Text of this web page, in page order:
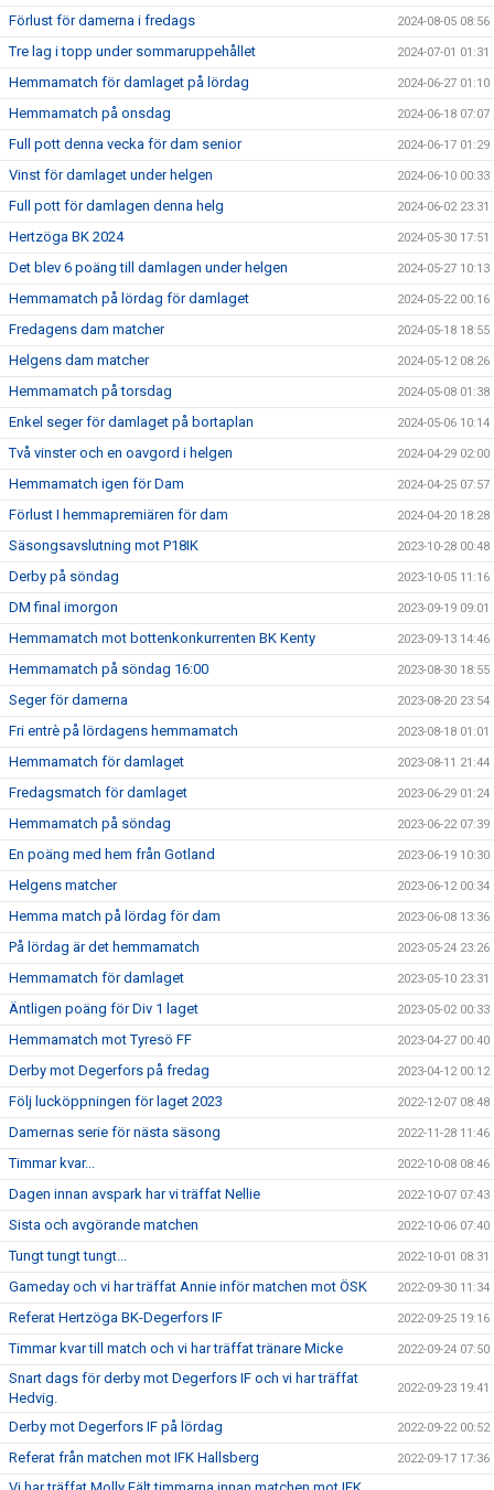
Förlust för damerna i fredags 2024-08-05 08:56
Tre lag i topp under sommaruppehållet 2024-07-01 01:31
Hemmamatch för damlaget på lördag 2024-06-27 01:10
Hemmamatch på onsdag 2024-06-18 07:07
Full pott denna vecka för dam senior 2024-06-17 01:29
Vinst för damlaget under helgen 2024-06-10 00:33
Full pott för damlagen denna helg 2024-06-02 23:31
Hertzöga BK 2024 2024-05-30 17:51
Det blev 6 poäng till damlagen under helgen 2024-05-27 10:13
Hemmamatch på lördag för damlaget 2024-05-22 00:16
Fredagens dam matcher 2024-05-18 18:55
Helgens dam matcher 2024-05-12 08:26
Hemmamatch på torsdag 2024-05-08 01:38
Enkel seger för damlaget på bortaplan 2024-05-06 10:14
Två vinster och en oavgord i helgen 2024-04-29 02:00
Hemmamatch igen för Dam 2024-04-25 07:57
Förlust I hemmapremiären för dam 2024-04-20 18:28
Säsongsavslutning mot P18IK 2023-10-28 00:48
Derby på söndag 2023-10-05 11:16
DM final imorgon 2023-09-19 09:01
Hemmamatch mot bottenkonkurrenten BK Kenty 2023-09-13 14:46
Hemmamatch på söndag 16:00 2023-08-30 18:55
Seger för damerna 2023-08-20 23:54
Fri entrè på lördagens hemmamatch 2023-08-18 01:01
Hemmamatch för damlaget 2023-08-11 21:44
Fredagsmatch för damlaget 2023-06-29 01:24
Hemmamatch på söndag 2023-06-22 07:39
En poäng med hem från Gotland 2023-06-19 10:30
Helgens matcher 2023-06-12 00:34
Hemma match på lördag för dam 2023-06-08 13:36
På lördag är det hemmamatch 2023-05-24 23:26
Hemmamatch för damlaget 2023-05-10 23:31
Äntligen poäng för Div 1 laget 2023-05-02 00:33
Hemmamatch mot Tyresö FF 2023-04-27 00:40
Derby mot Degerfors på fredag 2023-04-12 00:12
Följ lucköppningen för laget 2023 2022-12-07 08:48
Damernas serie för nästa säsong 2022-11-28 11:46
Timmar kvar... 2022-10-08 08:46
Dagen innan avspark har vi träffat Nellie 2022-10-07 07:43
Sista och avgörande matchen 2022-10-06 07:40
Tungt tungt tungt... 2022-10-01 08:31
Gameday och vi har träffat Annie inför matchen mot ÖSK 2022-09-30 11:34
Referat Hertzöga BK-Degerfors IF 2022-09-25 19:16
Timmar kvar till match och vi har träffat tränare Micke 2022-09-24 07:50
Snart dags för derby mot Degerfors IF och vi har träffat
Hedvig.
2022-09-23 19:41
Derby mot Degerfors IF på lördag 2022-09-22 00:52
Referat från matchen mot IFK Hallsberg 2022-09-17 17:36